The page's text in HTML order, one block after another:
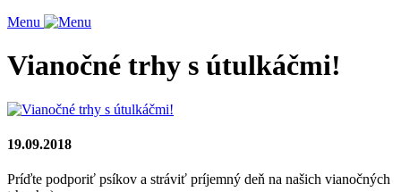
Menu
Vianočné trhy s útulkáčmi!
19.09.2018
Príďte podporiť psíkov a stráviť príjemný deň na našich vianočných